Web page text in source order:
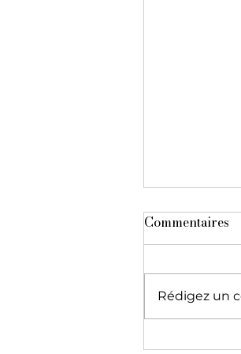
Joséphine
Commentaires
Rédigez un